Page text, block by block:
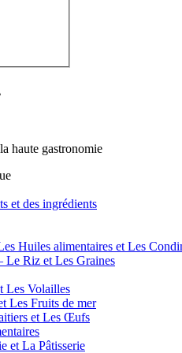
haute gastronomie
et des ingrédients
Huiles alimentaires et Les
Le Riz et Les Graines
Les Volailles
Les Fruits de mer
et Les Œufs
et La Pâtisserie